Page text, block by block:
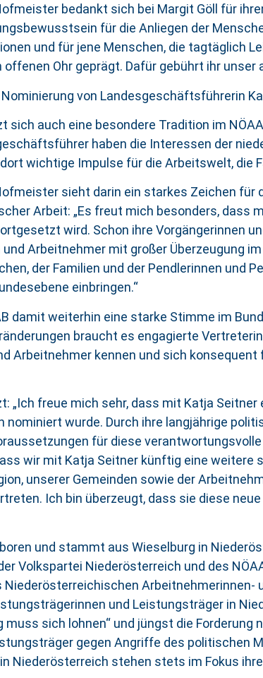
bedankt sich bei Margit Göll für
für die Anliegen der
und für jene Menschen, die tagtäglich
Ohr geprägt. Dafür gebührt ihr unser
von Landesgeschäftsführerin
sich auch eine besondere Tradition im
haben die Interessen der
wichtige Impulse für die Arbeitswelt, die
sieht darin ein starkes Zeichen für
Arbeit: „Es freut mich besonders, dass
wird. Schon ihre Vorgängerinnen
Arbeitnehmer mit großer Überzeugung
der Familien und der Pendlerinnen und
einbringen.“
damit weiterhin eine starke Stimme im
braucht es engagierte
Arbeitnehmer kennen und sich
„Ich freue mich sehr, dass mit Katja
wurde. Durch ihre langjährige
für diese
wir mit Katja Seitner künftig eine weitere
unserer Gemeinden sowie der
Ich bin überzeugt, dass sie diese
und stammt aus Wieselburg in
Volkspartei Niederösterreich und des
Arbeitnehmerinnen-
und Leistungsträger in
sich lohnen“ und jüngst die Forderung
gegen Angriffe des politischen
Niederösterreich stehen stets im Fokus